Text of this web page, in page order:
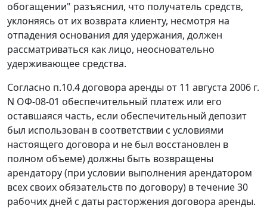
обогащении" разъяснил, что получатель средств,
уклоняясь от их возврата клиенту, несмотря на
отпадения основания для удержания, должен
рассматриваться как лицо, неосновательно
удерживающее средства.
Согласно п.10.4 договора аренды от 11 августа 2006 г.
N ОФ-08-01 обеспечительный платеж или его
оставшаяся часть, если обеспечительный депозит
был использован в соответствии с условиями
настоящего договора и не был восстановлен в
полном объеме) должны быть возвращены
арендатору (при условии выполнения арендатором
всех своих обязательств по договору) в течение 30
рабочих дней с даты расторжения договора аренды.